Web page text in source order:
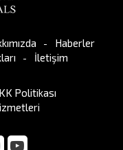
Haberler
İletişim
Politikası